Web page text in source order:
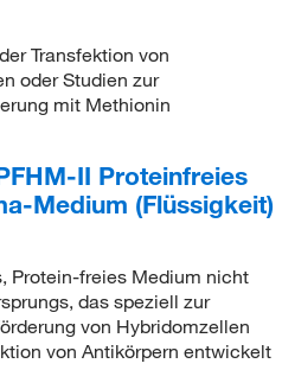
Transfektion von
oder Studien zur
mit Methionin
II Proteinfreies
Medium (Flüssigkeit)
Protein-freies Medium nicht
das speziell zur
von Hybridomzellen
von Antikörpern entwickelt